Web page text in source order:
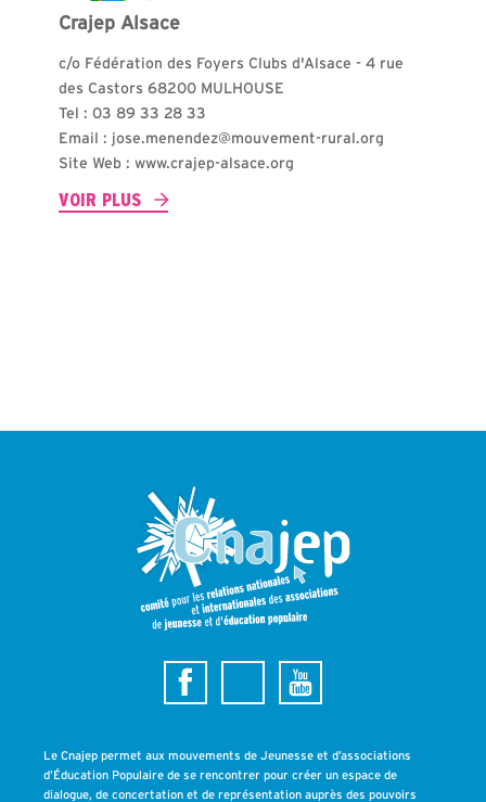
Crajep Alsace
c/o Fédération des Foyers Clubs d'Alsace - 4 rue
des Castors 68200 MULHOUSE
Tel : 03 89 33 28 33
Email : jose.menendez@mouvement-rural.org
Site Web : www.crajep-alsace.org
VOIR PLUS
Le Cnajep permet aux mouvements de Jeunesse et d’associations
d’Éducation Populaire de se rencontrer pour créer un espace de
dialogue, de concertation et de représentation auprès des pouvoirs